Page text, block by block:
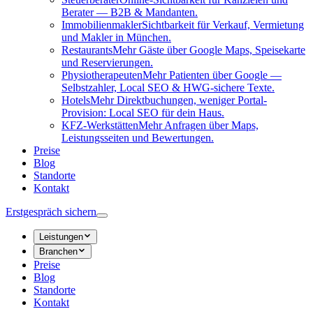
Berater — B2B & Mandanten.
ImmobilienmaklerSichtbarkeit für Verkauf, Vermietung
und Makler in München.
RestaurantsMehr Gäste über Google Maps, Speisekarte
und Reservierungen.
PhysiotherapeutenMehr Patienten über Google —
Selbstzahler, Local SEO & HWG-sichere Texte.
HotelsMehr Direktbuchungen, weniger Portal-
Provision: Local SEO für dein Haus.
KFZ-WerkstättenMehr Anfragen über Maps,
Leistungsseiten und Bewertungen.
Preise
Blog
Standorte
Kontakt
Erstgespräch sichern
Leistungen
Branchen
Preise
Blog
Standorte
Kontakt